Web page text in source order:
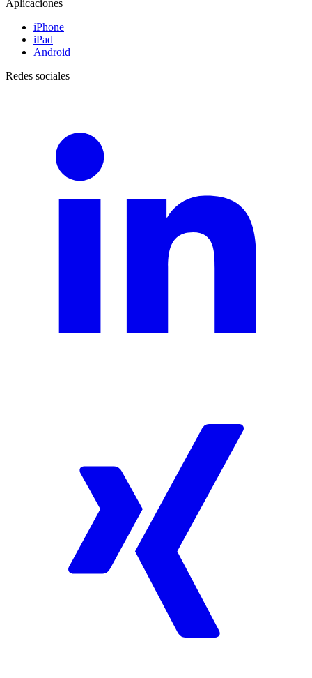
Aplicaciones
iPhone
iPad
Android
Redes sociales